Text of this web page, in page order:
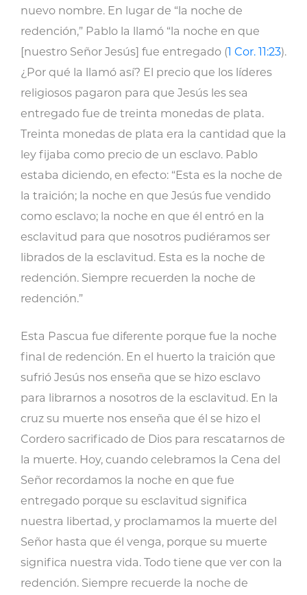
nuevo nombre. En lugar de “la noche de
redención,” Pablo la llamó “la noche en que
[nuestro Señor Jesús] fue entregado (1 Cor. 11:23).
¿Por qué la llamó así? El precio que los líderes
religiosos pagaron para que Jesús les sea
entregado fue de treinta monedas de plata.
Treinta monedas de plata era la cantidad que la
ley fijaba como precio de un esclavo. Pablo
estaba diciendo, en efecto: “Esta es la noche de
la traición; la noche en que Jesús fue vendido
como esclavo; la noche en que él entró en la
esclavitud para que nosotros pudiéramos ser
librados de la esclavitud. Esta es la noche de
redención. Siempre recuerden la noche de
redención.”
Esta Pascua fue diferente porque fue la noche
final de redención. En el huerto la traición que
sufrió Jesús nos enseña que se hizo esclavo
para librarnos a nosotros de la esclavitud. En la
cruz su muerte nos enseña que él se hizo el
Cordero sacrificado de Dios para rescatarnos de
la muerte. Hoy, cuando celebramos la Cena del
Señor recordamos la noche en que fue
entregado porque su esclavitud significa
nuestra libertad, y proclamamos la muerte del
Señor hasta que él venga, porque su muerte
significa nuestra vida. Todo tiene que ver con la
redención. Siempre recuerde la noche de